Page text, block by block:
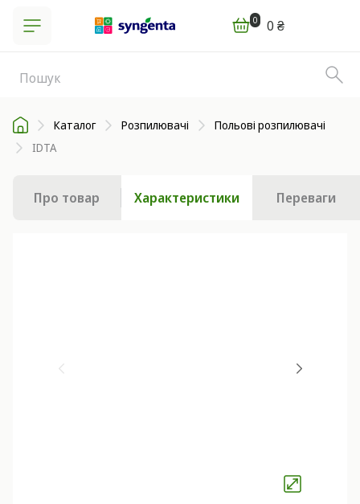
0 0 ₴
Каталог Розпилювачі
Польові розпилювачі
IDTA
Про товар Характеристики Переваги